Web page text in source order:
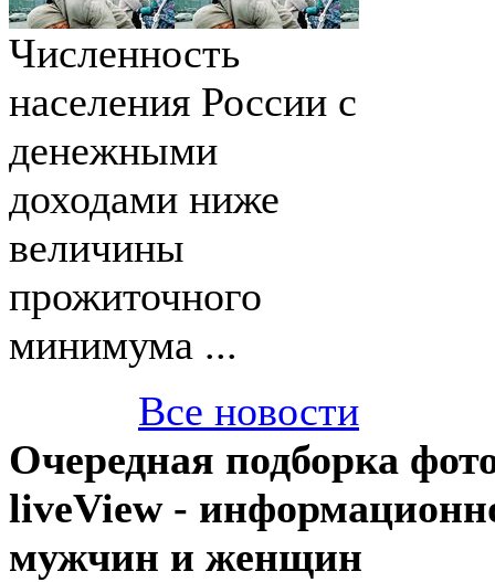
Численность
населения России с
денежными
доходами ниже
величины
прожиточного
минимума ...
Все новости
Очередная подборка
liveView -
мужчин и женщин